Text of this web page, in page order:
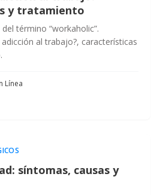
y tratamiento
término “workaholic”.
al trabajo?, características
Línea
síntomas, causas y